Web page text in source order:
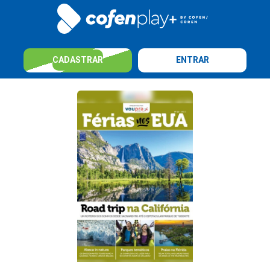
CADASTRAR ENTRAR